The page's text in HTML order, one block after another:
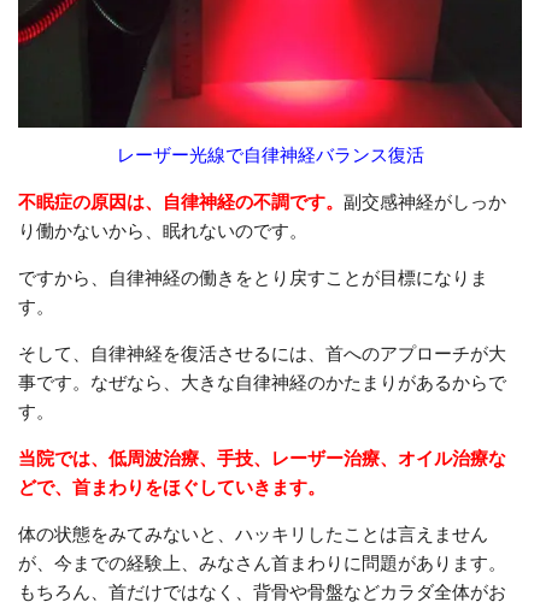
レーザー光線で自律神経バランス復活
不眠症の原因は、自律神経の不調です。 副交感神経がしっか
り働かないから、眠れないのです。
ですから、自律神経の働きをとり戻すことが目標になりま
す。
そして、自律神経を復活させるには、首へのアプローチが大
事です。なぜなら、大きな自律神経のかたまりがあるからで
す。
当院では、低周波治療、手技、レーザー治療、オイル治療な
どで、首まわりをほぐしていきます。
体の状態をみてみないと、ハッキリしたことは言えません
が、今までの経験上、みなさん首まわりに問題があります。
もちろん、首だけではなく、背骨や骨盤などカラダ全体がお